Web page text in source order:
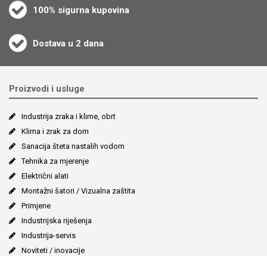
100% sigurna kupovina
Dostava u 2 dana
Proizvodi i usluge
Industrija zraka i klime, obrt
Klima i zrak za dom
Sanacija šteta nastalih vodom
Tehnika za mjerenje
Električni alati
Montažni šatori / Vizualna zaštita
Primjene
Industrijska riješenja
Industrija-servis
Noviteti / inovacije